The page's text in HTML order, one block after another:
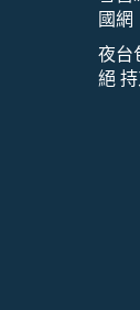
國網
夜台
絕